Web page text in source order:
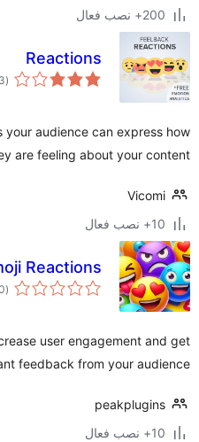
200+ نصب فعال
Reactions
(23
your audience can express how
are feeling about your content.
Vicomi
10+ نصب فعال
Reactions
(0
user engagement and get
feedback from your audience.
peakplugins
10+ نصب فعال